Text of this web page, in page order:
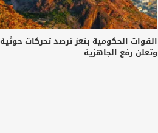
القوات الحكومية بتعز ترصد تحركات حوثية
وتعلن رفع الجاهزية